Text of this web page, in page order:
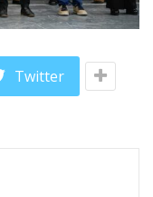
Twitter